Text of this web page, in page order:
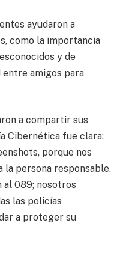
ayudaron a
como la importancia
y de
entre amigos para
a compartir sus
Cibernética fue clara:
porque nos
persona responsable.
al 089; nosotros
las policías
a proteger su